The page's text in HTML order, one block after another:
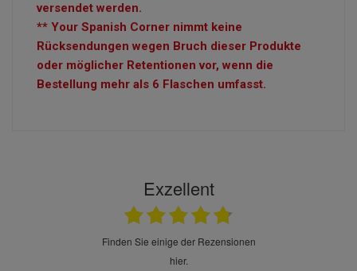
versendet werden.
** Your Spanish Corner nimmt keine
Rücksendungen wegen Bruch dieser Produkte
oder möglicher Retentionen vor, wenn die
Bestellung mehr als 6 Flaschen umfasst.
Exzellent
finden Sie einige der Rezensionen
hier.